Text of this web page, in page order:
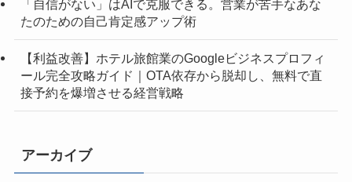
「自信がない」はAIで克服できる。営業が苦手なあな
たのための自己肯定感アップ術
【利益改善】ホテル旅館業のGoogleビジネスプロフィ
ール完全攻略ガイド｜OTA依存から脱却し、無料で直
接予約を爆増させる経営戦略
アーカイブ